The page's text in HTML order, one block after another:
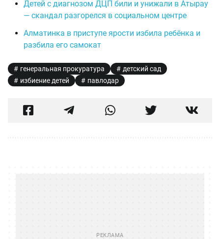
Детей с диагнозом ДЦП били и унижали в Атырау
— скандал разгорелся в социальном центре
Алматинка в приступе ярости избила ребёнка и
разбила его самокат
генеральная прокуратура
детский сад
избиение детей
павлодар